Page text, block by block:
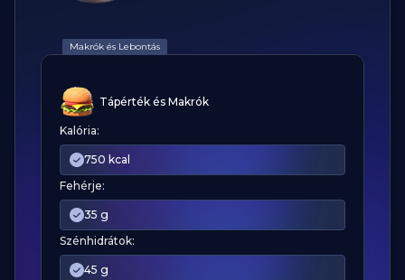
Makrók és Lebontás
Tápérték és Makrók
Kalória:
750 kcal
Fehérje:
35 g
Szénhidrátok:
45 g